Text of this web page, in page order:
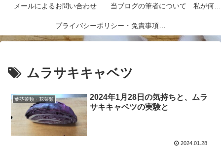
メールによるお問い合わせ 当ブログの筆者について 私が何者なのかを紹介します
プライバシーポリシー・免責事項など
ムラサキキャベツ
葉茎菜類・花菜類
2024年1月28日の気持ちと、ムラ
サキキャベツの実験と
2024.01.28